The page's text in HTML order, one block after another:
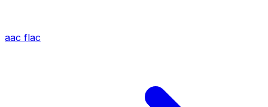
aac flac